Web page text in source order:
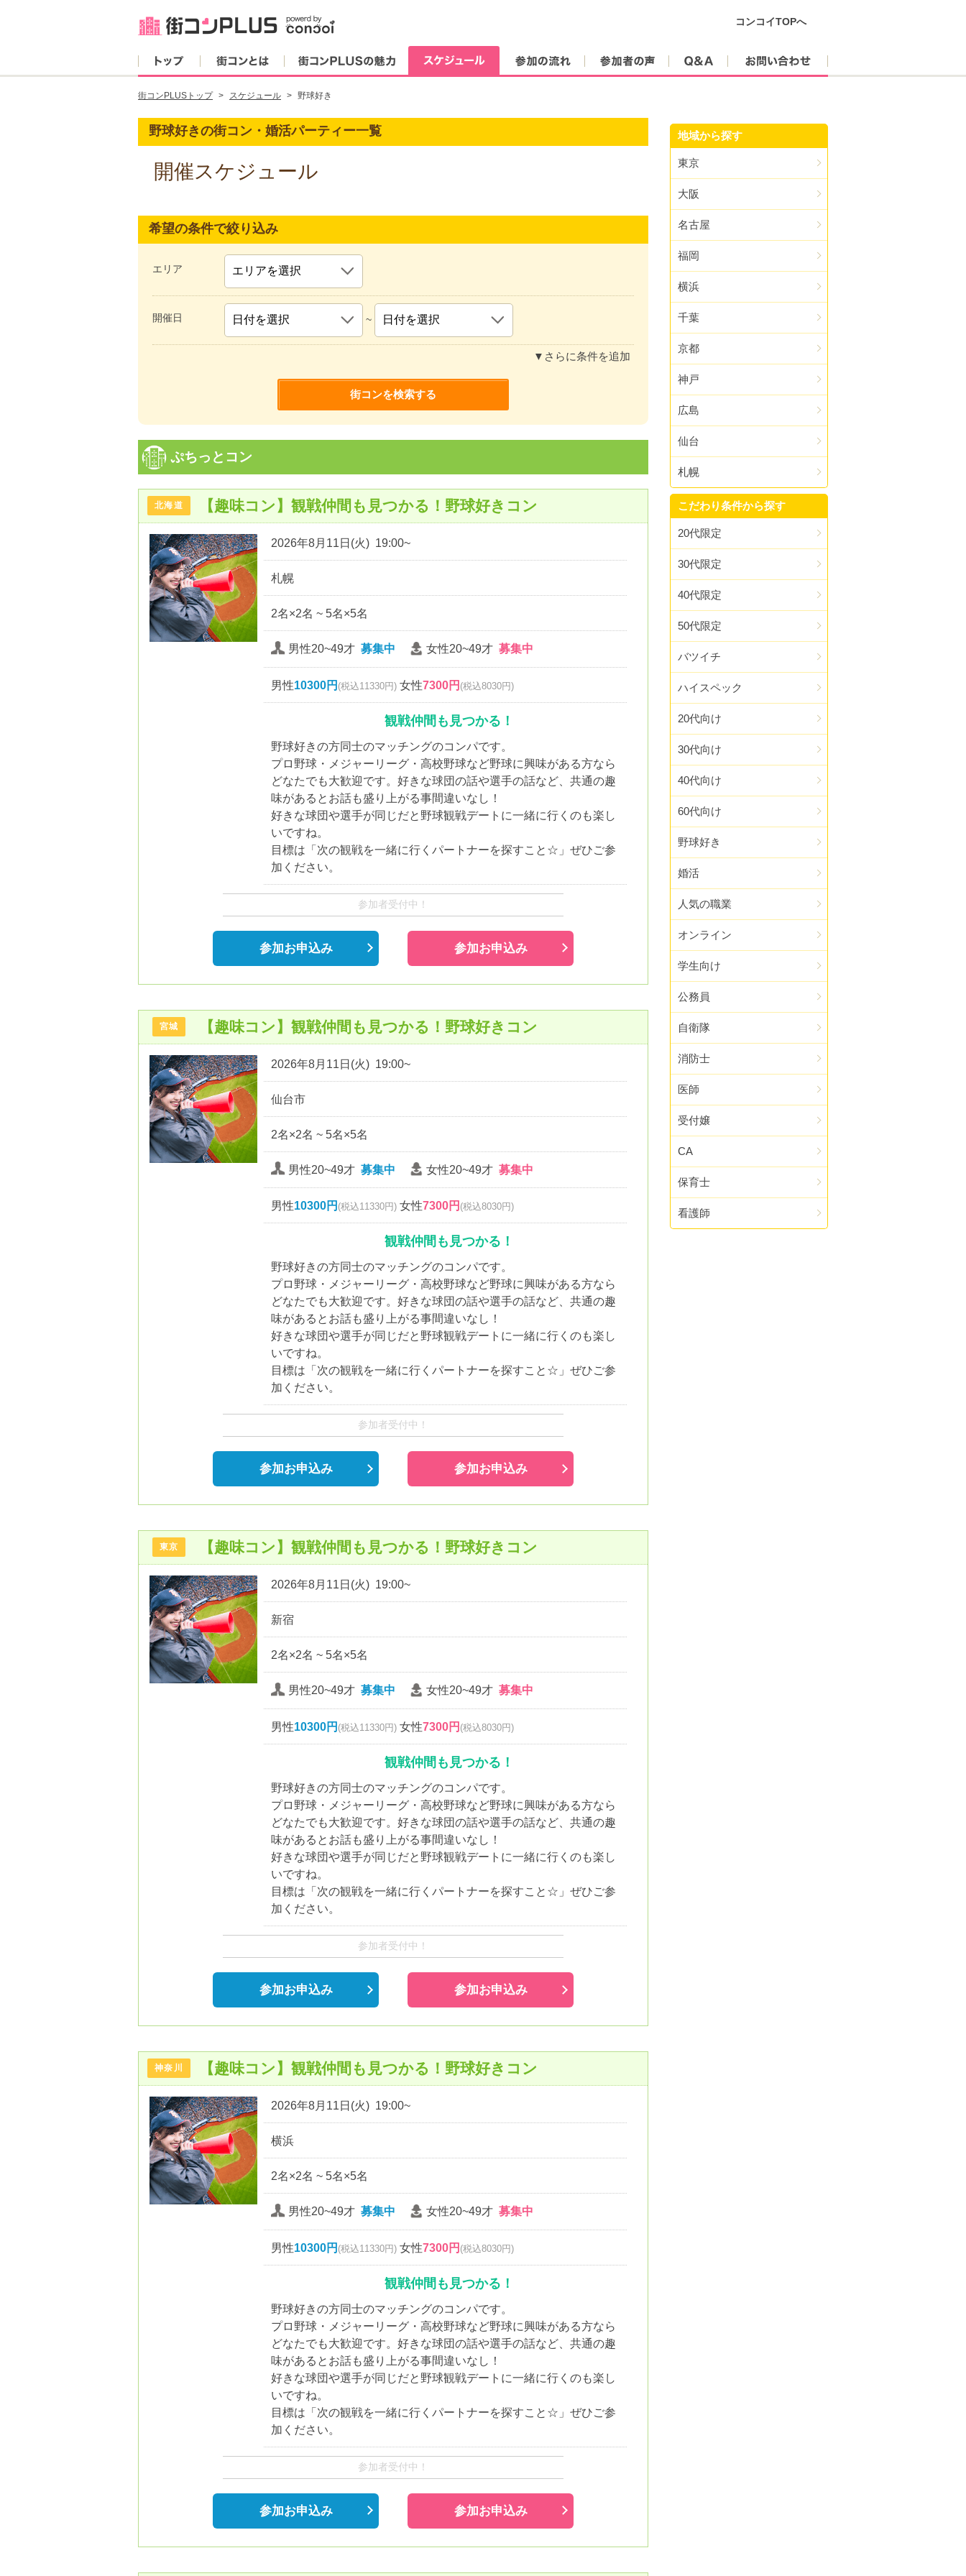
コンコイTOPへ
街コンとは 街コンPLUSの魅力 スケジュール 参加の流れ 参加者の声
街コンPLUSトップ スケジュール 野球好き
野球好きの街コン・婚活パーティー一覧
開催スケジュール
希望の条件で絞り込み
エリア
開催日 ~
▼さらに条件を追加
ぷちっとコン
北海道 【趣味コン】観戦仲間も見つかる！野球好きコン
2026年8月11日(火) 19:00~
札幌
2名×2名 ~ 5名×5名
男性20~49才 募集中 女性20~49才 募集中
男性10300円 (税込11330円) 女性7300円 (税込8030円)
観戦仲間も見つかる！
野球好きの方同士のマッチングのコンパです。
プロ野球・メジャーリーグ・高校野球など野球に興味がある方なら
どなたでも大歓迎です。好きな球団の話や選手の話など、共通の趣
味があるとお話も盛り上がる事間違いなし！
好きな球団や選手が同じだと野球観戦デートに一緒に行くのも楽し
いですね。
目標は「次の観戦を一緒に行くパートナーを探すこと☆」ぜひご参
加ください。
参加者受付中！
参加お申込み 参加お申込み
宮城 【趣味コン】観戦仲間も見つかる！野球好きコン
2026年8月11日(火) 19:00~
仙台市
2名×2名 ~ 5名×5名
男性20~49才 募集中 女性20~49才 募集中
男性10300円 (税込11330円) 女性7300円 (税込8030円)
観戦仲間も見つかる！
野球好きの方同士のマッチングのコンパです。
プロ野球・メジャーリーグ・高校野球など野球に興味がある方なら
どなたでも大歓迎です。好きな球団の話や選手の話など、共通の趣
味があるとお話も盛り上がる事間違いなし！
好きな球団や選手が同じだと野球観戦デートに一緒に行くのも楽し
いですね。
目標は「次の観戦を一緒に行くパートナーを探すこと☆」ぜひご参
加ください。
参加者受付中！
参加お申込み 参加お申込み
東京 【趣味コン】観戦仲間も見つかる！野球好きコン
2026年8月11日(火) 19:00~
新宿
2名×2名 ~ 5名×5名
男性20~49才 募集中 女性20~49才 募集中
男性10300円 (税込11330円) 女性7300円 (税込8030円)
観戦仲間も見つかる！
野球好きの方同士のマッチングのコンパです。
プロ野球・メジャーリーグ・高校野球など野球に興味がある方なら
どなたでも大歓迎です。好きな球団の話や選手の話など、共通の趣
味があるとお話も盛り上がる事間違いなし！
好きな球団や選手が同じだと野球観戦デートに一緒に行くのも楽し
いですね。
目標は「次の観戦を一緒に行くパートナーを探すこと☆」ぜひご参
加ください。
参加者受付中！
参加お申込み 参加お申込み
神奈川 【趣味コン】観戦仲間も見つかる！野球好きコン
2026年8月11日(火) 19:00~
横浜
2名×2名 ~ 5名×5名
男性20~49才 募集中 女性20~49才 募集中
男性10300円 (税込11330円) 女性7300円 (税込8030円)
観戦仲間も見つかる！
野球好きの方同士のマッチングのコンパです。
プロ野球・メジャーリーグ・高校野球など野球に興味がある方なら
どなたでも大歓迎です。好きな球団の話や選手の話など、共通の趣
味があるとお話も盛り上がる事間違いなし！
好きな球団や選手が同じだと野球観戦デートに一緒に行くのも楽し
いですね。
目標は「次の観戦を一緒に行くパートナーを探すこと☆」ぜひご参
加ください。
参加者受付中！
参加お申込み 参加お申込み
地域から探す
東京
大阪
名古屋
福岡
横浜
千葉
京都
神戸
広島
仙台
札幌
こだわり条件から探す
20代限定
30代限定
40代限定
50代限定
バツイチ
ハイスペック
20代向け
30代向け
40代向け
60代向け
野球好き
婚活
人気の職業
オンライン
学生向け
公務員
自衛隊
消防士
医師
受付嬢
CA
保育士
看護師